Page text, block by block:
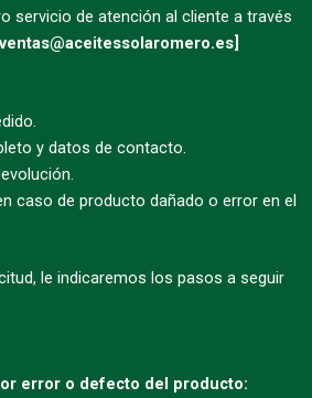
servicio de atención al cliente a través
y datos de contacto.
caso de producto dañado o error en el
le indicaremos los pasos a seguir
error o defecto del producto: